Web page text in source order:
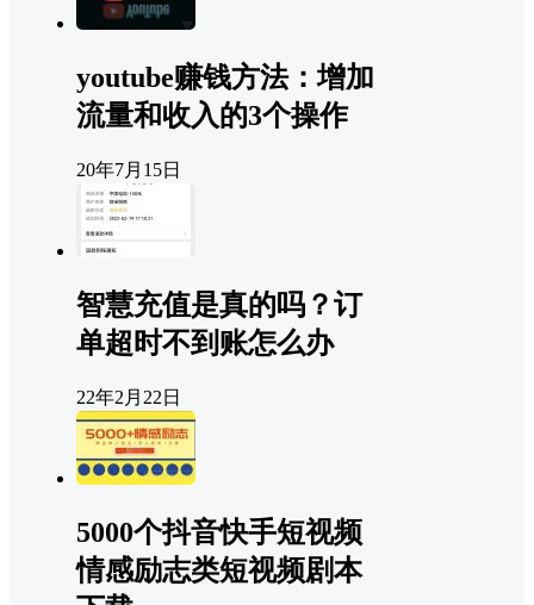
youtube赚钱方法：增加
流量和收入的3个操作
20年7月15日
智慧充值是真的吗？订
单超时不到账怎么办
22年2月22日
5000个抖音快手短视频
情感励志类短视频剧本